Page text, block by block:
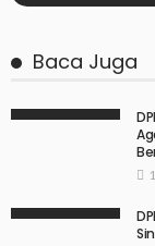
Baca Juga